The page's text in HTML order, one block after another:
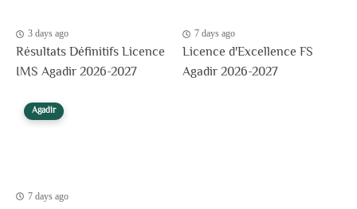
3 days ago
Résultats Définitifs Licence
IMS Agadir 2026-2027
7 days ago
Licence d'Excellence FS
Agadir 2026-2027
Agadir
7 days ago